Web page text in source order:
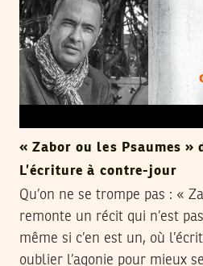
« Zabor ou les Psaumes »
L’écriture à contre-jour
Qu’on ne se trompe pas : «
remonte un récit qui n’est
même si c’en est un, où
oublier l’agonie pour mieux